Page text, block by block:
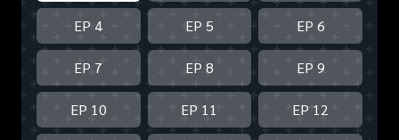
EP 4 EP 5 EP 6
EP 7 EP 8 EP 9
EP 10 EP 11 EP 12